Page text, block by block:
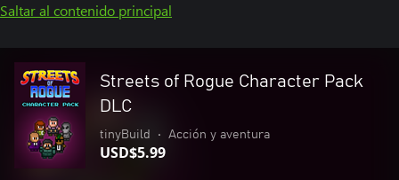
Saltar al contenido principal
Streets of Rogue Character Pack
DLC
tinyBuild • Acción y aventura
USD$5.99